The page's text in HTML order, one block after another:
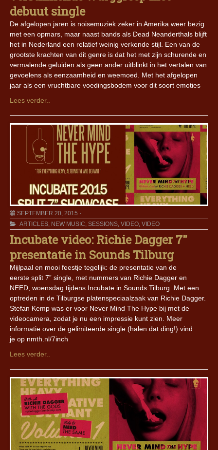
debuut single
De afgelopen jaren is noisemuziek zeker in Amerika weer bezig
met een opmars, maar naast bands als Dead Neanderthals blijft
het in Nederland een relatief weinig verkende stijl. Een van de
grootste krachten van dit genre is dat het met zijn schurende en
vermalende geluiden als geen ander uitblinkt in het vertalen van
gevoelens als eenzaamheid en weemoed. Met het afgelopen
jaar als een vruchtbare voedingsbodem voor dit soort emoties
Lees verder..
SEPTEMBER 20, 2015
ARTICLES, NEW MUSIC, SESSIONS, VIDEO, VIDEO
Incubate video: Richie Dagger 7″
presentatie in Sounds Tilburg
Mijlpaal en mooi feestje tegelijk: de presentatie van de
eerste split 7” single, met nummers van Richie Dagger en
NEED, woensdag tijdens Incubate in Sounds Tilburg. Met een
optreden in de Tilburgse platenspeciaalzaak van Richie Dagger.
Stefan Kemp was er voor Never Mind The Hype bij met de
videocamera, zodat je nu een impressie kunt zien. Meer
informatie over de gelimiteerde single (halen dat ding!) vind
je op nmth.nl/7inch
Lees verder..